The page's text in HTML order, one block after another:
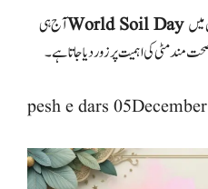
World Soil Dayیعنی “عالمی یومِ مٹی” بھی منایا جاتا ہے، جس میں
pesh e dars 05December